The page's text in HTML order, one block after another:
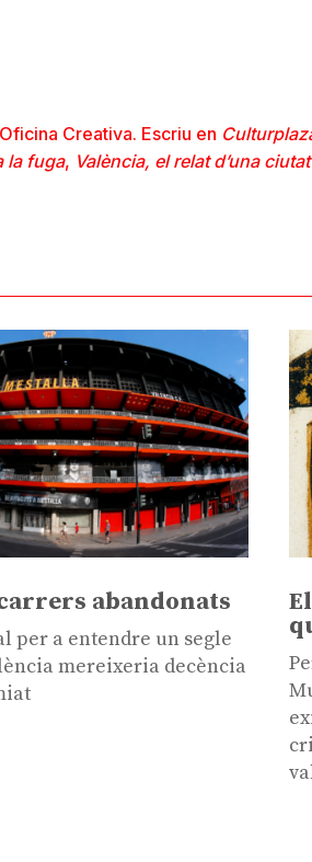
Creativa. Escriu en
la fuga, València, el relat d’una ciutat
abandonats
per a entendre un segle
mereixeria decència